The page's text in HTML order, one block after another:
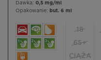
Dawka: 0,5 mg/ml
Opakowanie: but. 6 ml
18
65+
CIĄŻA